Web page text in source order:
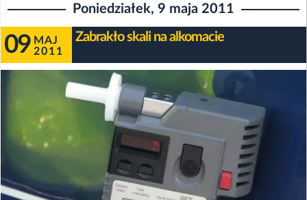
Poniedziałek, 9 maja 2011
09 MAJ
2011
Zabrakło skali na alkomacie